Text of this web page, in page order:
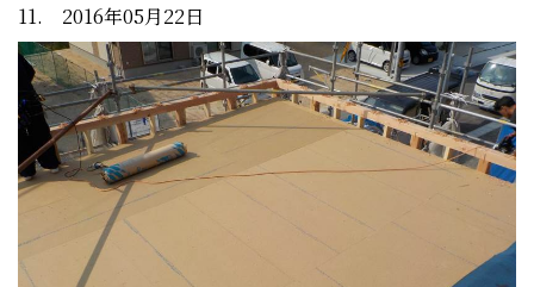
11. 2016年05月22日